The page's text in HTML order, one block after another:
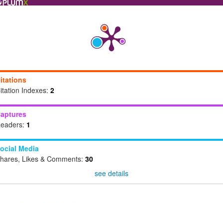
Indexes: 2
1
Media
Likes & Comments: 30
see details